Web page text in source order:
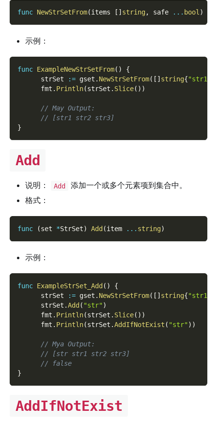
func NewStrSetFrom(items [ ] string, safe ... bool)
示例：
func ExampleNewStrSetFrom( )
{
      strSet
:= gset . NewStrSetFrom( [ ] string{"str1"
      fmt
. Println(strSet . Slice( ) )
// May Output:
// [str1 str2 str3]
}
Add
说明： Add
添加一个或多个元素项到集合中。
格式：
func (set *StrSet) Add(item ... string)
示例：
func ExampleStrSet_Add( )
{
      strSet
:= gset . NewStrSetFrom( [ ]string{"str1"
      strSet
.Add( "str")
      fmt
. Println(strSet . Slice( ) )
      fmt
. Println(strSet .AddIfNotExist ( "str") )
// Mya Output:
// [str str1 str2 str3]
// false
}
AddIfNotExist